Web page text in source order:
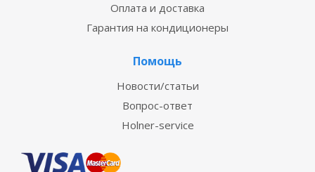
Оплата и доставка
Гарантия на кондиционеры
Помощь
Новости/статьи
Вопрос-ответ
Holner-service